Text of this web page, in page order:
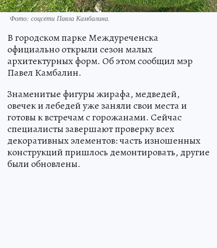
Фото: соцсети Павла Камбалина.
В городском парке Междуреченска
официально открыли сезон малых
архитектурных форм. Об этом сообщил мэр
Павел Камбалин.
Знаменитые фигуры жирафа, медведей,
овечек и лебедей уже заняли свои места и
готовы к встречам с горожанами. Сейчас
специалисты завершают проверку всех
декоративных элементов: часть изношенных
конструкций пришлось демонтировать, другие
были обновлены.